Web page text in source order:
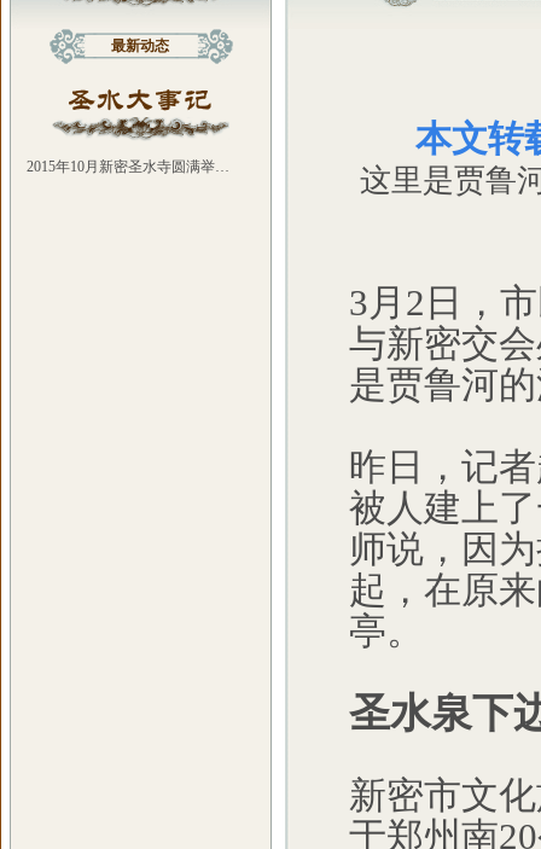
最新动态
2015年10月新密圣水寺圆满举…
本文转
这里是贾鲁
3月2日，
与新密交
是贾鲁河
昨日，记
被人建上
师说，因
起，在原
亭。
圣水泉下
新密市文
于郑州南